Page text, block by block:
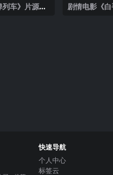
车》片源下
剧情电影《
快速导航
个人中心
标签云